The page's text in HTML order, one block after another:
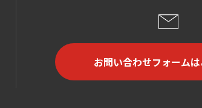
お問い合わせフォーム